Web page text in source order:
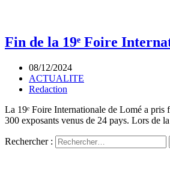
Fin de la 19ᵉ Foire
08/12/2024
ACTUALITE
Redaction
La 19ᵉ Foire Internationale de Lomé a pris
300 exposants venus de 24 pays. Lors de
Rechercher :